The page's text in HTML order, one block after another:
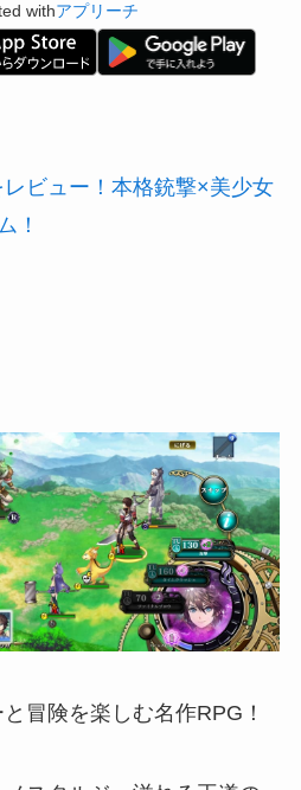
withアプリーチ
ビュー！本格銃撃×美少女
！
冒険を楽しむ名作RPG！